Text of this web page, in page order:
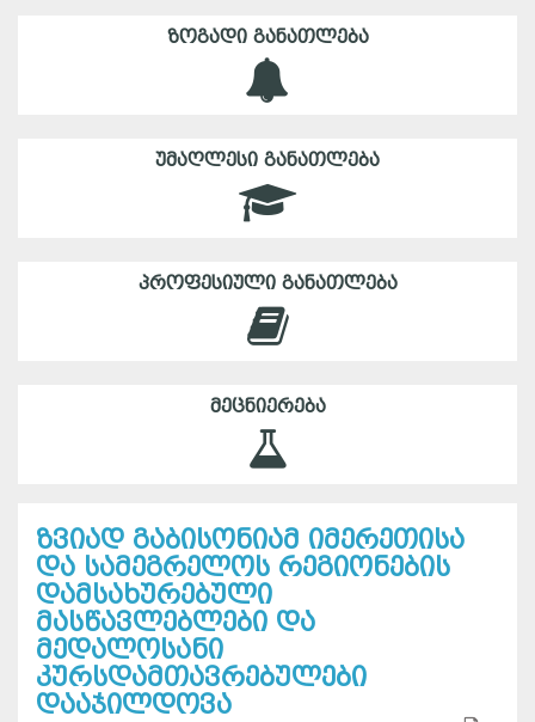
ᲖᲝᲒᲐᲓᲘ ᲒᲐᲜᲐᲗᲚᲔᲑᲐ
ᲣᲛᲐᲦᲚᲔᲡᲘ ᲒᲐᲜᲐᲗᲚᲔᲑᲐ
ᲞᲠᲝᲤᲔᲡᲘᲣᲚᲘ ᲒᲐᲜᲐᲗᲚᲔᲑᲐ
ᲛᲔᲪᲜᲘᲔᲠᲔᲑᲐ
ზვიად გაბისონიამ იმერეთისა
და სამეგრელოს რეგიონების
დამსახურებული
მასწავლებლები და
მედალოსანი
კურსდამთავრებულები
დააჯილდოვა